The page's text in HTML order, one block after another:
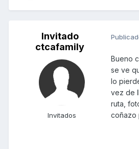
Invitado
ctcafamily
Invitados
Bueno
se ve
lo
vez de
ruta,
coñazo